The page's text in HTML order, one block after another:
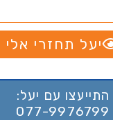
יעל תחזרי אלי
התייעצו עם יעל:
077-9976799